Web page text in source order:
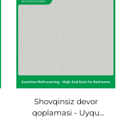
uchun aksent devorlari,
to'qima, Bitta rangda,
Yuqori aniqlikda, Ishlab
Shovqinsiz devor
qoplamasi - Uyqu